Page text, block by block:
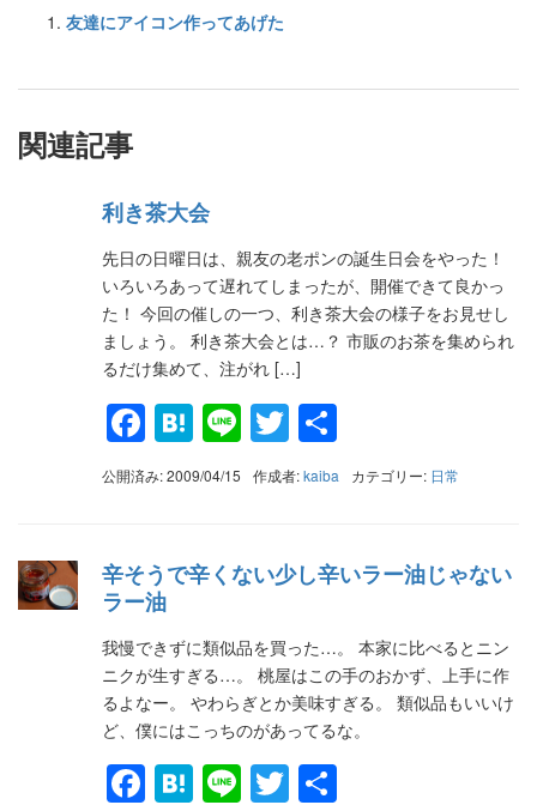
友達にアイコン作ってあげた
関連記事
利き茶大会
先日の日曜日は、親友の老ポンの誕生日会をやった！
いろいろあって遅れてしまったが、開催できて良かっ
た！ 今回の催しの一つ、利き茶大会の様子をお見せし
ましょう。 利き茶大会とは…？ 市販のお茶を集められ
るだけ集めて、注がれ […]
Facebook
Hatena
LineTwitter
有
公開済み: 2009/04/15 作成者:kaiba カテゴリー: 日常
辛そうで辛くない少し辛いラー油じゃない
ラー油
我慢できずに類似品を買った…。 本家に比べるとニン
ニクが生すぎる…。 桃屋はこの手のおかず、上手に作
るよなー。 やわらぎとか美味すぎる。 類似品もいいけ
ど、僕にはこっちのがあってるな。
Facebook
Hatena
LineTwitter